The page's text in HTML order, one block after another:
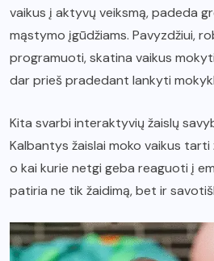
vaikus į aktyvų veiksmą, padeda
mąstymo įgūdžiams. Pavyzdžiui,
programuoti, skatina vaikus
dar prieš pradedant lankyti
Kita svarbi interaktyvių žaislų
Kalbantys žaislai moko vaikus
o kai kurie netgi geba reaguoti į
patiria ne tik žaidimą, bet ir